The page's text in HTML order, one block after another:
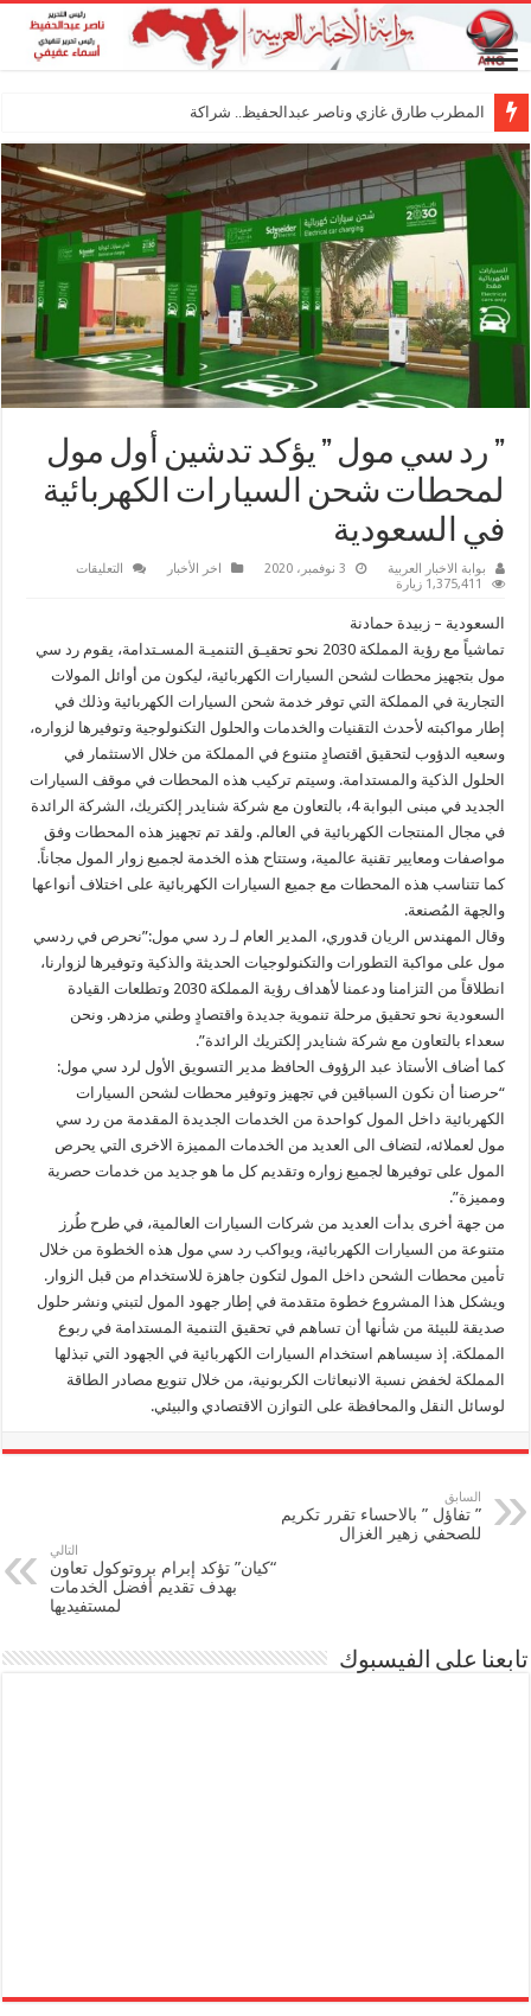
المطرب طارق غازي وناصر عبدالحفيظ.. شراكة فنية ترسم
” رد سي مول ” يؤكد تدشين أول مول
لمحطات شحن السيارات الكهربائية
في السعودية
بوابة الاخبار العربية 3 نوفمبر، 2020 اخر الأخبار التعليقات
يؤكد
تدشين
أول
مول
لمحطات
شحن
السيارات
الكهربائية
في
السعودية
مغلقة
1,375,411 زيارة
السعودية – زبيدة حمادنة
تماشياً مع رؤية المملكة 2030 نحو تحقيـق التنميـة المسـتدامة، يقوم رد سي
مول بتجهيز محطات لشحن السيارات الكهربائية، ليكون من أوائل المولات
التجارية في المملكة التي توفر خدمة شحن السيارات الكهربائية وذلك في
إطار مواكبته لأحدث التقنيات والخدمات والحلول التكنولوجية وتوفيرها لزواره،
وسعيه الدؤوب لتحقيق اقتصادٍ متنوع في المملكة من خلال الاستثمار في
الحلول الذكية والمستدامة. وسيتم تركيب هذه المحطات في موقف السيارات
الجديد في مبنى البوابة 4، بالتعاون مع شركة شنايدر إلكتريك، الشركة الرائدة
في مجال المنتجات الكهربائية في العالم. ولقد تم تجهيز هذه المحطات وفق
مواصفات ومعايير تقنية عالمية، وستتاح هذه الخدمة لجميع زوار المول مجاناً.
كما تتناسب هذه المحطات مع جميع السيارات الكهربائية على اختلاف أنواعها
والجهة المُصنعة.
وقال المهندس الريان قدوري، المدير العام لـ رد سي مول:”نحرص في ردسي
مول على مواكبة التطورات والتكنولوجيات الحديثة والذكية وتوفيرها لزوارنا،
انطلاقاً من التزامنا ودعمنا لأهداف رؤية المملكة 2030 وتطلعات القيادة
السعودية نحو تحقيق مرحلة تنموية جديدة واقتصادٍ وطني مزدهر. ونحن
سعداء بالتعاون مع شركة شنايدر إلكتريك الرائدة”.
كما أضاف الأستاذ عبد الرؤوف الحافظ مدير التسويق الأول لرد سي مول:
“حرصنا أن نكون السباقين في تجهيز وتوفير محطات لشحن السيارات
الكهربائية داخل المول كواحدة من الخدمات الجديدة المقدمة من رد سي
مول لعملائه، لتضاف الى العديد من الخدمات المميزة الاخرى التي يحرص
المول على توفيرها لجميع زواره وتقديم كل ما هو جديد من خدمات حصرية
ومميزة”.
من جهة أخرى بدأت العديد من شركات السيارات العالمية، في طرح طُرز
متنوعة من السيارات الكهربائية، ويواكب رد سي مول هذه الخطوة من خلال
تأمين محطات الشحن داخل المول لتكون جاهزة للاستخدام من قبل الزوار.
ويشكل هذا المشروع خطوة متقدمة في إطار جهود المول لتبني ونشر حلول
صديقة للبيئة من شأنها أن تساهم في تحقيق التنمية المستدامة في ربوع
المملكة. إذ سيساهم استخدام السيارات الكهربائية في الجهود التي تبذلها
المملكة لخفض نسبة الانبعاثات الكربونية، من خلال تنويع مصادر الطاقة
لوسائل النقل والمحافظة على التوازن الاقتصادي والبيئي.
السابق
” تفاؤل ” بالاحساء تقرر تكريم
للصحفي زهير الغزال
التالي
“كيان” تؤكد إبرام بروتوكول تعاون
بهدف تقديم أفضل الخدمات
لمستفيديها
تابعنا على الفيسبوك